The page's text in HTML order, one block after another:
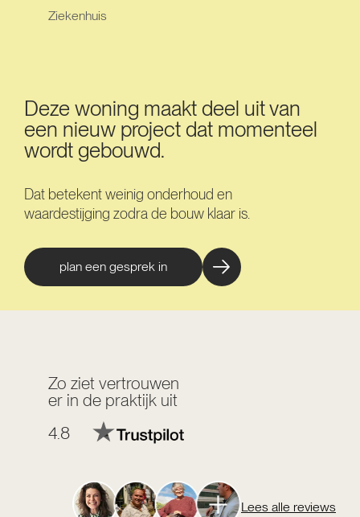
Ziekenhuis
Deze woning maakt deel uit van
een nieuw project dat momenteel
wordt gebouwd.
Dat betekent weinig onderhoud en
waardestijging zodra de bouw klaar is.
plan een gesprek in
Zo ziet vertrouwen
er in de praktijk uit
4.8
Lees alle reviews